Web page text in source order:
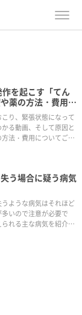
作を起こす「てん
薬の方法・費用に
り、緊張状態になって
る動画、そして原因と
法・費用についてご紹
う場合に疑う病気
ような病気はそれほど
いので注意が必要で
れる主な病気を紹介し